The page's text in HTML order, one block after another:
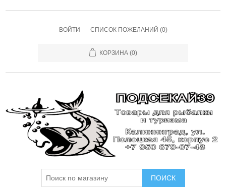
ВОЙТИ СПИСОК ПОЖЕЛАНИЙ (0)
КОРЗИНА (0)
ПОИСК